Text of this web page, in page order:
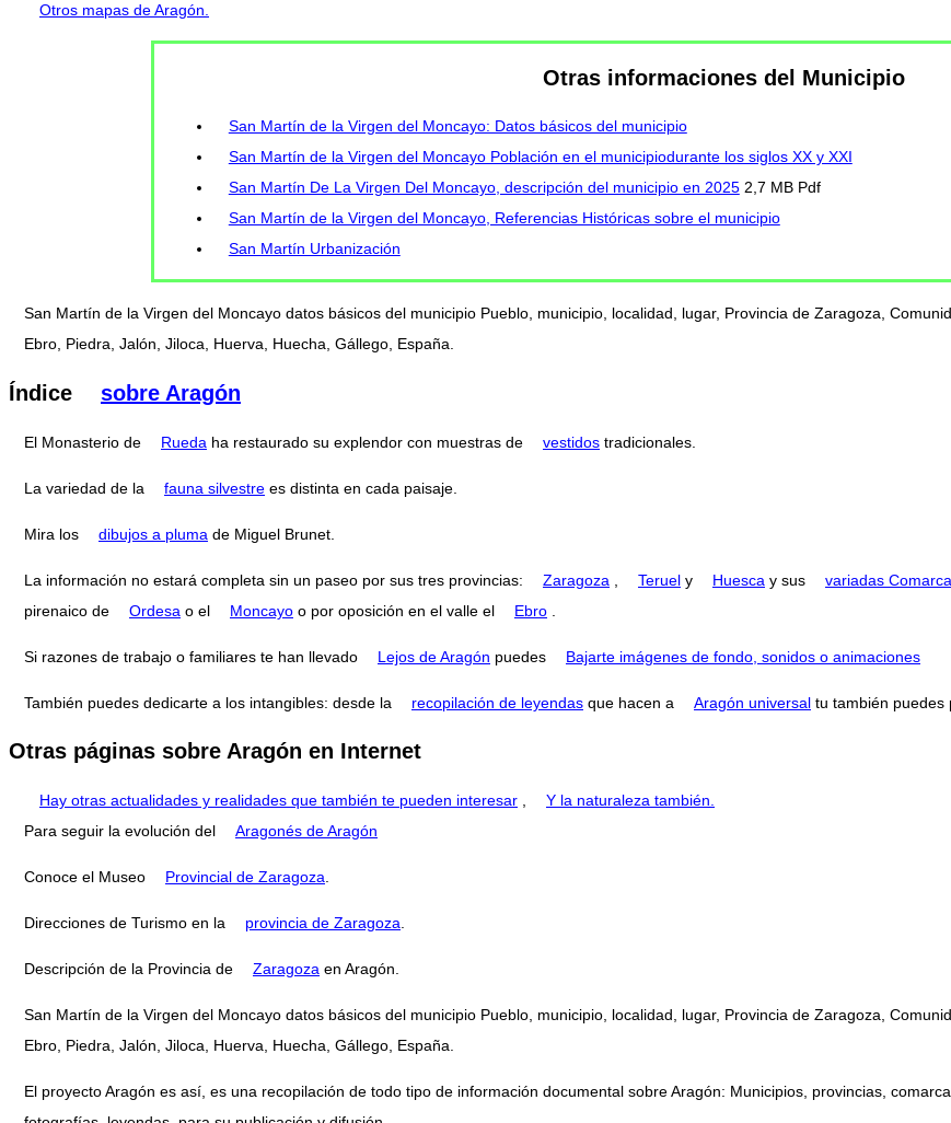
Otros mapas de Aragón.
Otras informaciones del Municipio
San Martín de la Virgen del Moncayo: Datos básicos del municipio
San Martín de la Virgen del Moncayo Población en el municipiodurante los siglos XX y XXI
San Martín De La Virgen Del Moncayo, descripción del municipio en 20252,7 MB Pdf
San Martín de la Virgen del Moncayo, Referencias Históricas sobre el municipio
San Martín Urbanización
San Martín de la Virgen del Moncayo datos básicos del municipio Pueblo, municipio, localidad, lugar, Provincia de Zaragoza,
Ebro, Piedra, Jalón, Jiloca, Huerva, Huecha, Gállego, España.
Índice sobre Aragón
El Monasterio de Rueda ha restaurado su explendor con muestras de vestidos tradicionales.
La variedad de la fauna silvestre es distinta en cada paisaje.
Mira los dibujos a pluma de Miguel Brunet.
La información no estará completa sin un paseo por sus tres provincias: Zaragoza Teruel y Huesca y sus variadas
pirenaico de
Ordesa o el Moncayo o por oposición en el valle el Ebro
Si razones de trabajo o familiares te han llevado Lejos de Aragón puedes Bajarte imágenes de fondo, sonidos o animaciones
También puedes dedicarte a los intangibles: desde la recopilación de leyendas que hacen a Aragón universal tu también puedes
Otras páginas sobre Aragón en Internet
Hay otras actualidades y realidades que también te pueden interesar
Y la naturaleza también.
Para seguir la evolución del
Aragonés de Aragón
Conoce el Museo Provincial de Zaragoza
Direcciones de Turismo en la provincia de Zaragoza
Descripción de la Provincia de Zaragoza en Aragón.
San Martín de la Virgen del Moncayo datos básicos del municipio Pueblo, municipio, localidad, lugar, Provincia de Zaragoza,
Ebro, Piedra, Jalón, Jiloca, Huerva, Huecha, Gállego, España.
El proyecto Aragón es así, es una recopilación de todo tipo de información documental sobre Aragón: Municipios, provincias,